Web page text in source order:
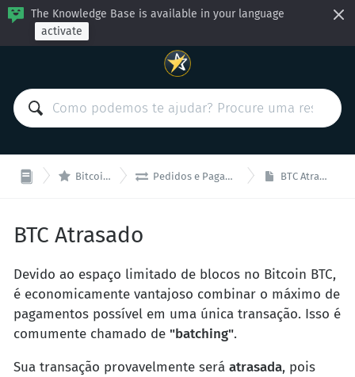
The Knowledge Base is available in your language
activate
 BitcoinVN  Pedidos e Pagamentos BTC Atrasado
BTC Atrasado
Devido ao espaço limitado de blocos no Bitcoin BTC,
é economicamente vantajoso combinar o máximo de
pagamentos possível em uma única transação. Isso é
comumente chamado de "batching".
Sua transação provavelmente será atrasada, pois